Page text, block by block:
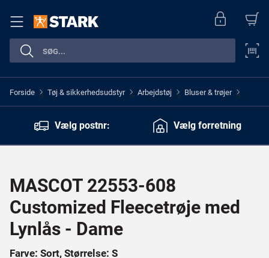
Forside > Tøj & sikkerhedsudstyr > Arbejdstøj > Bluser & trøjer >
Vælg postnr: Vælg forretning
MASCOT 22553-608
Customized Fleecetrøje med
Lynlås - Dame
Farve: Sort, Størrelse: S